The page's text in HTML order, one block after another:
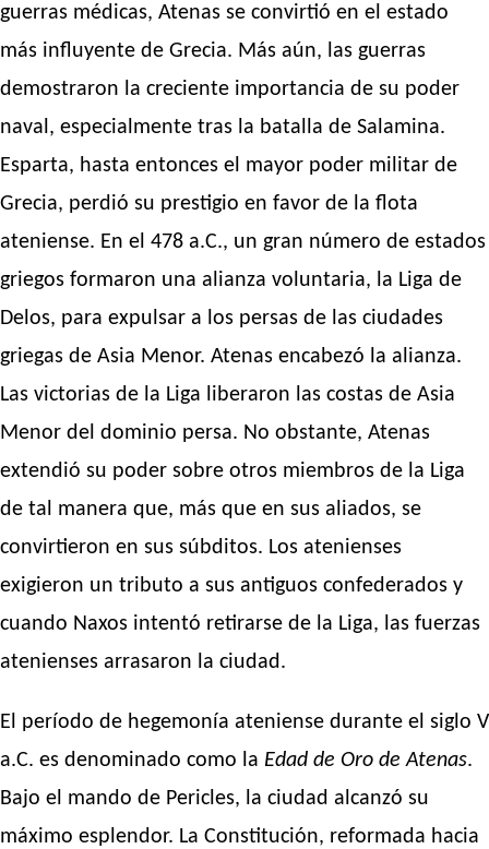
guerras médicas, Atenas se convirtió en el estado
más influyente de Grecia. Más aún, las guerras
demostraron la creciente importancia de su poder
naval, especialmente tras la batalla de Salamina.
Esparta, hasta entonces el mayor poder militar de
Grecia, perdió su prestigio en favor de la flota
ateniense. En el 478 a.C., un gran número de estados
griegos formaron una alianza voluntaria, la Liga de
Delos, para expulsar a los persas de las ciudades
griegas de Asia Menor. Atenas encabezó la alianza.
Las victorias de la Liga liberaron las costas de Asia
Menor del dominio persa. No obstante, Atenas
extendió su poder sobre otros miembros de la Liga
de tal manera que, más que en sus aliados, se
convirtieron en sus súbditos. Los atenienses
exigieron un tributo a sus antiguos confederados y
cuando Naxos intentó retirarse de la Liga, las fuerzas
atenienses arrasaron la ciudad.
El período de hegemonía ateniense durante el siglo V
a.C. es denominado como la Edad de Oro de Atenas.
Bajo el mando de Pericles, la ciudad alcanzó su
máximo esplendor. La Constitución, reformada hacia